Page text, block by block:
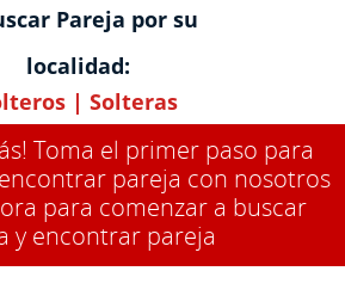
Pareja por su
localidad:
| Solteras
Toma el primer paso para
pareja con nosotros
para comenzar a buscar
y encontrar pareja